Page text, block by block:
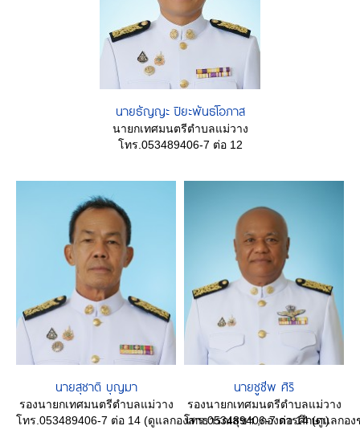
นายธัญญะ ปิยะพันธ์โอภาส
นายกเทศมนตรีตำบลแม่วาง
โทร.053489406-7 ต่อ 12
นายสุชาติ บุญมา
รองนายกเทศมนตรีตำบลแม่วาง
โทร.053489406-7 ต่อ 14 (ดูแลกองสาธารณสุขฯ ,กองการศึกษา)
นายชูชีพ ศิริ
รองนายกเทศมนตรีตำบลแม่วาง
โทร.053489406-7 ต่อ 14 (ดูแลกอง